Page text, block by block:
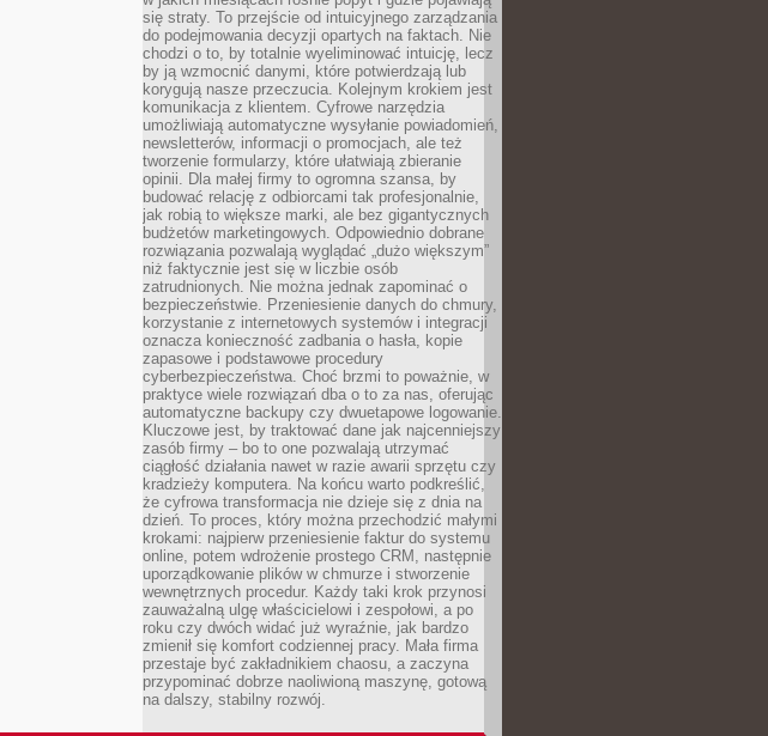
się straty. To przejście od intuicyjnego zarządzania
do podejmowania decyzji opartych na faktach. Nie
chodzi o to, by totalnie wyeliminować intuicję, lecz
by ją wzmocnić danymi, które potwierdzają lub
korygują nasze przeczucia. Kolejnym krokiem jest
komunikacja z klientem. Cyfrowe narzędzia
umożliwiają automatyczne wysyłanie powiadomień,
newsletterów, informacji o promocjach, ale też
tworzenie formularzy, które ułatwiają zbieranie
opinii. Dla małej firmy to ogromna szansa, by
budować relację z odbiorcami tak profesjonalnie,
jak robią to większe marki, ale bez gigantycznych
budżetów marketingowych. Odpowiednio dobrane
rozwiązania pozwalają wyglądać „dużo większym”
niż faktycznie jest się w liczbie osób
zatrudnionych. Nie można jednak zapominać o
bezpieczeństwie. Przeniesienie danych do chmury,
korzystanie z internetowych systemów i integracji
oznacza konieczność zadbania o hasła, kopie
zapasowe i podstawowe procedury
cyberbezpieczeństwa. Choć brzmi to poważnie, w
praktyce wiele rozwiązań dba o to za nas, oferując
automatyczne backupy czy dwuetapowe logowanie.
Kluczowe jest, by traktować dane jak najcenniejszy
zasób firmy – bo to one pozwalają utrzymać
ciągłość działania nawet w razie awarii sprzętu czy
kradzieży komputera. Na końcu warto podkreślić,
że cyfrowa transformacja nie dzieje się z dnia na
dzień. To proces, który można przechodzić małymi
krokami: najpierw przeniesienie faktur do systemu
online, potem wdrożenie prostego CRM, następnie
uporządkowanie plików w chmurze i stworzenie
wewnętrznych procedur. Każdy taki krok przynosi
zauważalną ulgę właścicielowi i zespołowi, a po
roku czy dwóch widać już wyraźnie, jak bardzo
zmienił się komfort codziennej pracy. Mała firma
przestaje być zakładnikiem chaosu, a zaczyna
przypominać dobrze naoliwioną maszynę, gotową
na dalszy, stabilny rozwój.